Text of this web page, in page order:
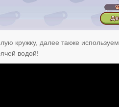
кружку, далее также используем
водой!